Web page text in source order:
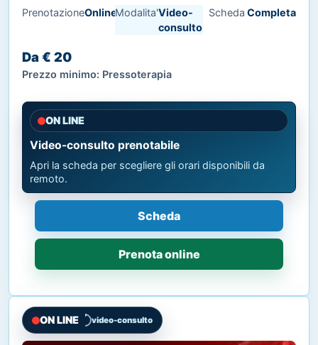
PrenotazioneOnlineModalita'Video-
consulto
Scheda Completa
Da € 20
Prezzo minimo: Pressoterapia
ON LINE
Video-consulto prenotabile
Apri la scheda per scegliere gli orari disponibili da
remoto.
Scheda
Prenota online
ON LINE video-consulto